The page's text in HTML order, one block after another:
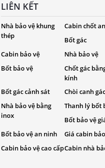
LIÊN KẾT
Nhà bảo vệ khung
thép
Cabin chốt
Bốt gác
Cabin bảo vệ
Nhà bảo vệ
Bốt bảo vệ
Chốt gác
kính
Bốt gác cảnh sát
Chòi canh gác
Nhà bảo vệ bằng
inox
Thanh lý bốt
Bốt bảo vệ
Bốt bảo vệ an ninh
Giá cabin
Cabin bảo vệ cao cấpCabin nhà